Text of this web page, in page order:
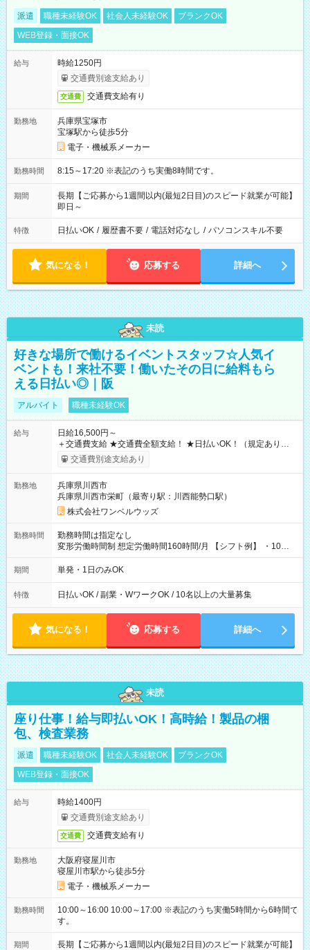
派遣 職種未経験OK 社会人未経験OK
ブランクOK
WEB登録・面接OK
給与
時給1250円
交通費別途支給あり
交通費 交通費支給有り
勤務地
兵庫県宝塚市
宝塚駅から徒歩5分
電子・機械系メーカー
勤務時間 8:15～17:20 ※表記のうち実働8時間です。
期間
長期【ご応募から1週間以内(最短2日目)のスピード就業が可能】
即日～
特徴 日払いOK / 履歴書不要 / 電話対応なし / パソコンスキル不要
気になる！ 応募する 詳細へ
未読
好きな場所で働けるイベントスタッフ☆人気イ
ベントも！来社不要！働いたその日に給料もら
える日払い◎｜阪
アルバイト 職種未経験OK
給与
日給16,500円～
＋交通費支給 ★交通費全額支給！ ★日払いOK！（規定あり） ┗
働いたその日に現金GET♪ お仕事後はコンビニATMから 日払
交通費別途支給あり
勤務地
兵庫県川西市
兵庫県川西市栄町（最寄り駅：川西能勢口駅）
株式会社ワンベルウッズ
勤務時間
勤務時間は指定なし
変形労働時間制 想定労働時間160時間/月 【シフト例】 ・10：
00～20：00
期間 単発・1日のみOK
特徴 日払いOK / 副業・WワークOK / 10名以上の大量募集
気になる！ 応募する 詳細へ
未読
座り仕事！給与即払いOK！高時給！製品の梱
包、検査業務
派遣 職種未経験OK 社会人未経験OK
ブランクOK
WEB登録・面接OK
給与
時給1400円
交通費別途支給あり
交通費 交通費支給有り
勤務地
大阪府寝屋川市
寝屋川市駅から徒歩5分
電子・機械系メーカー
勤務時間
10:00～16:00 10:00～17:00 ※表記のうち実働5時間から6時間で
す。
期間
長期【ご応募から1週間以内(最短2日目)のスピード就業が可能】